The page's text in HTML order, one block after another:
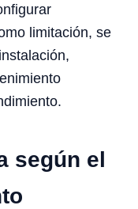
limitación, se
según el